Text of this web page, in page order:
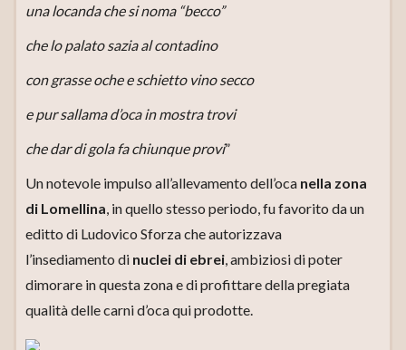
una locanda che si noma “becco”
che lo palato sazia al contadino
con grasse oche e schietto vino secco
e pur sallama d’oca in mostra trovi
che dar di gola fa chiunque provi”
Un notevole impulso all’allevamento dell’oca nella zona
di Lomellina, in quello stesso periodo, fu favorito da un
editto di Ludovico Sforza che autorizzava
l’insediamento di nuclei di ebrei, ambiziosi di poter
dimorare in questa zona e di profittare della pregiata
qualità delle carni d’oca qui prodotte.